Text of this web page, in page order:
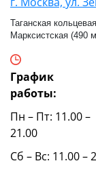
Таганская
Марксистская (490
График
работы:
Пн – Пт: 11.00 –
21.00
Сб – Вс: 11.00 –